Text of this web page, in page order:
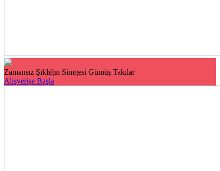
Zamansız Şıklığın Simgesi Gümüş Takılar
Alışverişe Başla